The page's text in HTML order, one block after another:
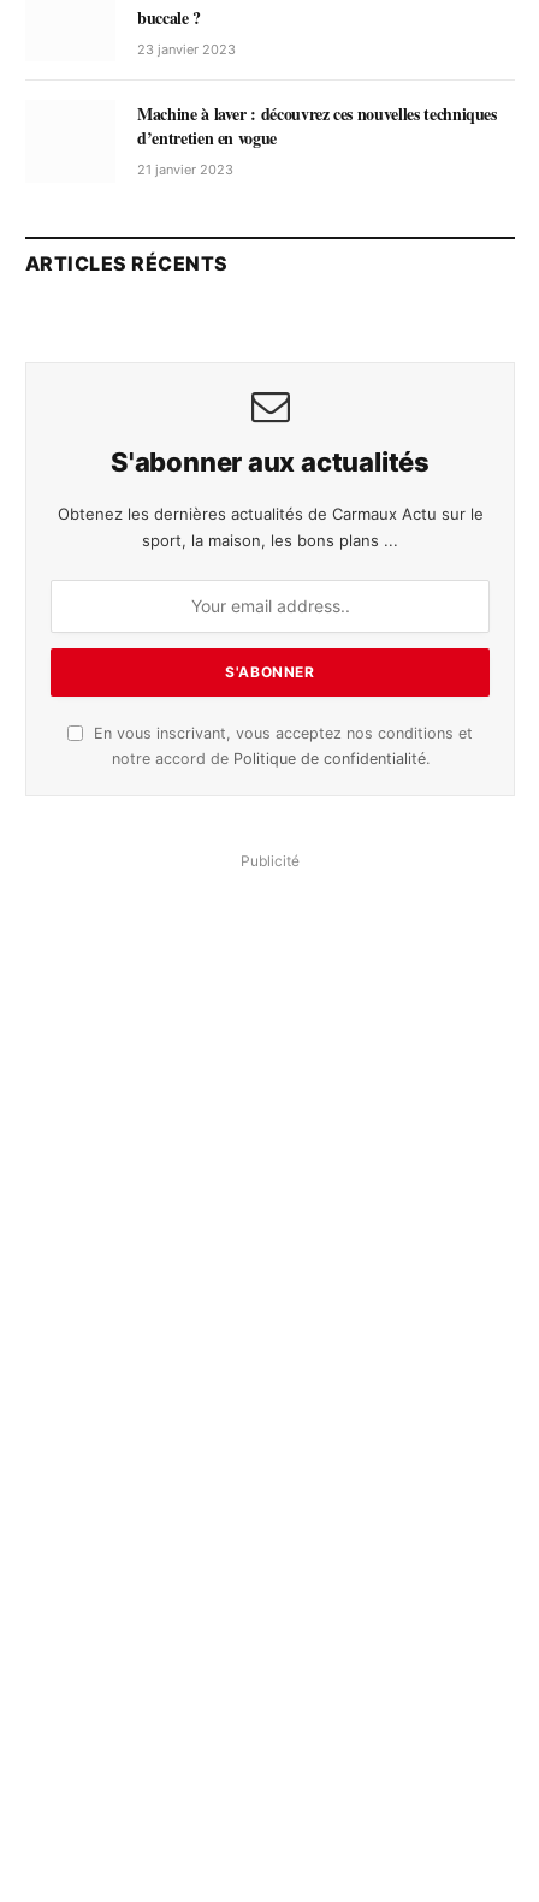
buccale ?
23 janvier 2023
Machine à laver : découvrez ces nouvelles techniques
d’entretien en vogue
21 janvier 2023
ARTICLES RÉCENTS
S'abonner aux actualités
Obtenez les dernières actualités de Carmaux Actu sur le
sport, la maison, les bons plans ...
En vous inscrivant, vous acceptez nos conditions et
notre accord de Politique de confidentialité.
Publicité